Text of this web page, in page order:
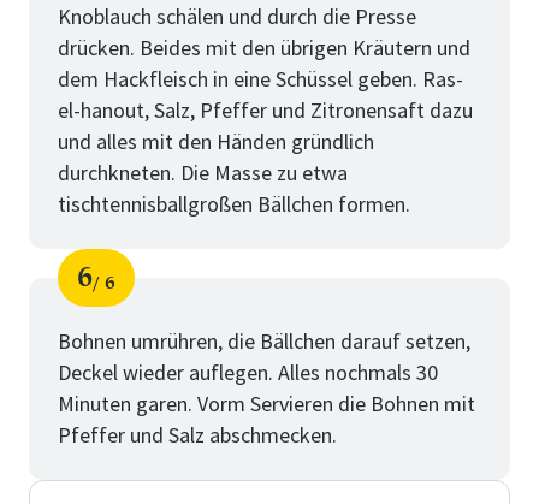
Knoblauch schälen und durch die Presse
drücken. Beides mit den übrigen Kräutern und
dem Hackfleisch in eine Schüssel geben. Ras-
el-hanout, Salz, Pfeffer und Zitronensaft dazu
und alles mit den Händen gründlich
durchkneten. Die Masse zu etwa
tischtennisballgroßen Bällchen formen.
Schritt
6
von
6
Bohnen umrühren, die Bällchen darauf setzen,
Deckel wieder auflegen. Alles nochmals 30
Minuten garen. Vorm Servieren die Bohnen mit
Pfeffer und Salz abschmecken.